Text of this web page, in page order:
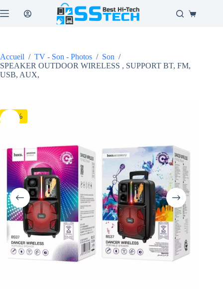
au
Panier
Accueil / TV - Son - Photos / Son /
SPEAKER OUTDOOR WIRELESS , SUPPORT BT, FM,
USB, AUX,
-10%